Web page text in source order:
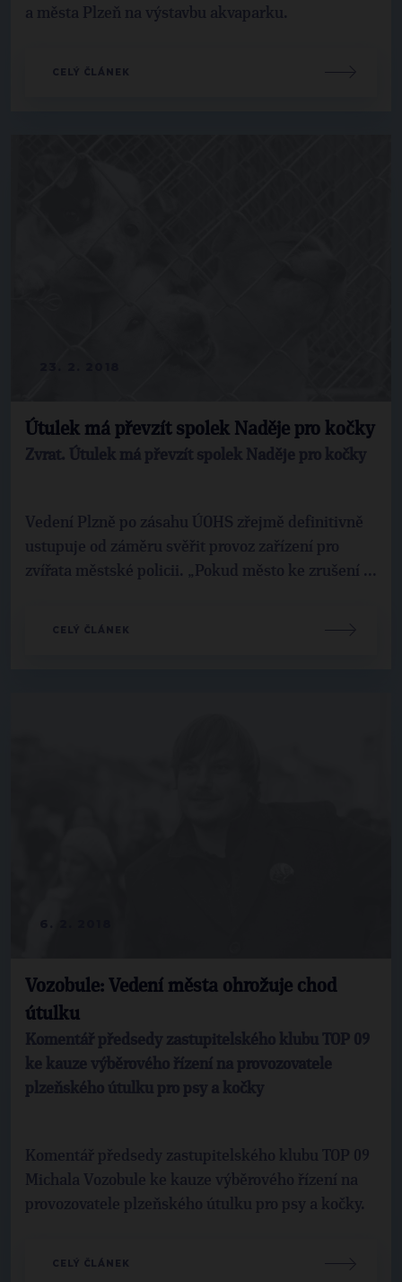
a města Plzeň na výstavbu akvaparku.
CELÝ ČLÁNEK
Útulek má převzít spolek Naděje pro kočky
Zvrat. Útulek má převzít spolek Naděje pro kočky
Vedení Plzně po zásahu ÚOHS zřejmě definitivně
ustupuje od záměru svěřit provoz zařízení pro
zvířata městské policii. „Pokud město ke zrušení ...
CELÝ ČLÁNEK
Vozobule: Vedení města ohrožuje chod
útulku
Komentář předsedy zastupitelského klubu TOP 09
ke kauze výběrového řízení na provozovatele
plzeňského útulku pro psy a kočky
Komentář předsedy zastupitelského klubu TOP 09
Michala Vozobule ke kauze výběrového řízení na
provozovatele plzeňského útulku pro psy a kočky.
CELÝ ČLÁNEK